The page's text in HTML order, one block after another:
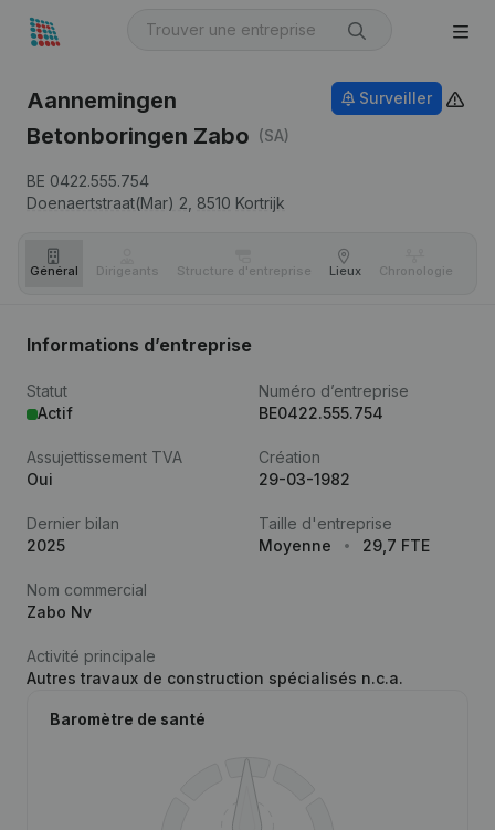
Aannemingen
Betonboringen Zabo (SA)
BE 0422.555.754
Doenaertstraat(Mar) 2, 8510 Kortrijk
Surveiller
Général Dirigeants Structure d'entreprise Lieux Chronologie
Informations d’entreprise
Statut
Actif
Numéro d’entreprise
BE0422.555.754
Assujettissement TVA
Oui
Création
29-03-1982
Dernier bilan
2025
Taille d'entreprise
Moyenne
29,7 FTE
Nom commercial
Zabo Nv
Activité principale
Autres travaux de construction spécialisés n.c.a.
Baromètre de santé